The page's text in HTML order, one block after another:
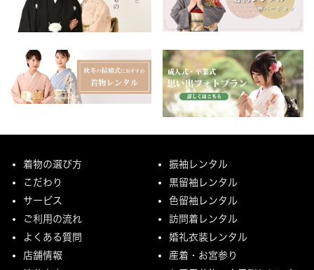
着物の選び方
こだわり
サービス
ご利用の流れ
よくある質問
店舗情報
振袖レンタル
黒留袖レンタル
色留袖レンタル
訪問着レンタル
婚礼衣装レンタル
産着・お宮参り